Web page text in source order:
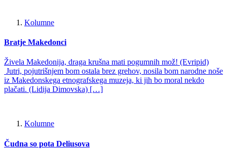
Kolumne
Bratje Makedonci
Živela Makedonija, draga krušna mati pogumnih mož! (Evripid)
Jutri, pojutrišnjem bom ostala brez grehov, nosila bom narodne noše
iz Makedonskega etnografskega muzeja, ki jih bo moral nekdo
plačati. (Lidija Dimovska) […]
Kolumne
Čudna so pota Deliusova